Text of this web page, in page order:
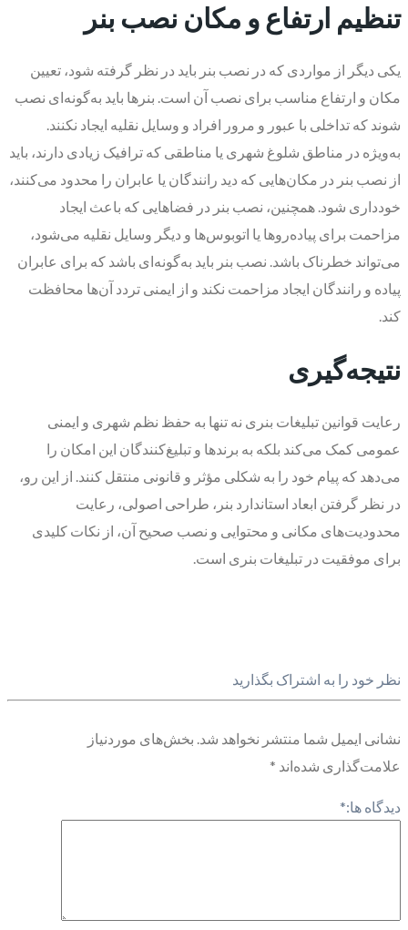
تنظیم ارتفاع و مکان نصب بنر
یکی دیگر از مواردی که در نصب بنر باید در نظر گرفته شود، تعیین
مکان و ارتفاع مناسب برای نصب آن است. بنرها باید به‌گونه‌ای نصب
شوند که تداخلی با عبور و مرور افراد و وسایل نقلیه ایجاد نکنند.
به‌ویژه در مناطق شلوغ شهری یا مناطقی که ترافیک زیادی دارند، باید
از نصب بنر در مکان‌هایی که دید رانندگان یا عابران را محدود می‌کنند،
خودداری شود. همچنین، نصب بنر در فضاهایی که باعث ایجاد
مزاحمت برای پیاده‌روها یا اتوبوس‌ها و دیگر وسایل نقلیه می‌شود،
می‌تواند خطرناک باشد. نصب بنر باید به‌گونه‌ای باشد که برای عابران
پیاده و رانندگان ایجاد مزاحمت نکند و از ایمنی تردد آن‌ها محافظت
کند.
نتیجه‌گیری
رعایت قوانین تبلیغات بنری نه تنها به حفظ نظم شهری و ایمنی
عمومی کمک می‌کند بلکه به برندها و تبلیغ‌کنندگان این امکان را
می‌دهد که پیام خود را به شکلی مؤثر و قانونی منتقل کنند. از این رو،
در نظر گرفتن ابعاد استاندارد بنر، طراحی اصولی، رعایت
محدودیت‌های مکانی و محتوایی و نصب صحیح آن، از نکات کلیدی
برای موفقیت در تبلیغات بنری است.
نظر خود را به اشتراک بگذارید
نشانی ایمیل شما منتشر نخواهد شد. بخش‌های موردنیاز
علامت‌گذاری شده‌اند *
دیدگاه ها:*